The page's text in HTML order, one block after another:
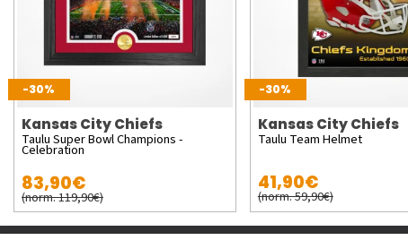
-30%
Kansas City Chiefs
Taulu Super Bowl Champions -
Celebration
83,90€
(norm. 119,90€)
-30%
Kansas City Chiefs
Taulu Team Helmet
41,90€
(norm. 59,90€)